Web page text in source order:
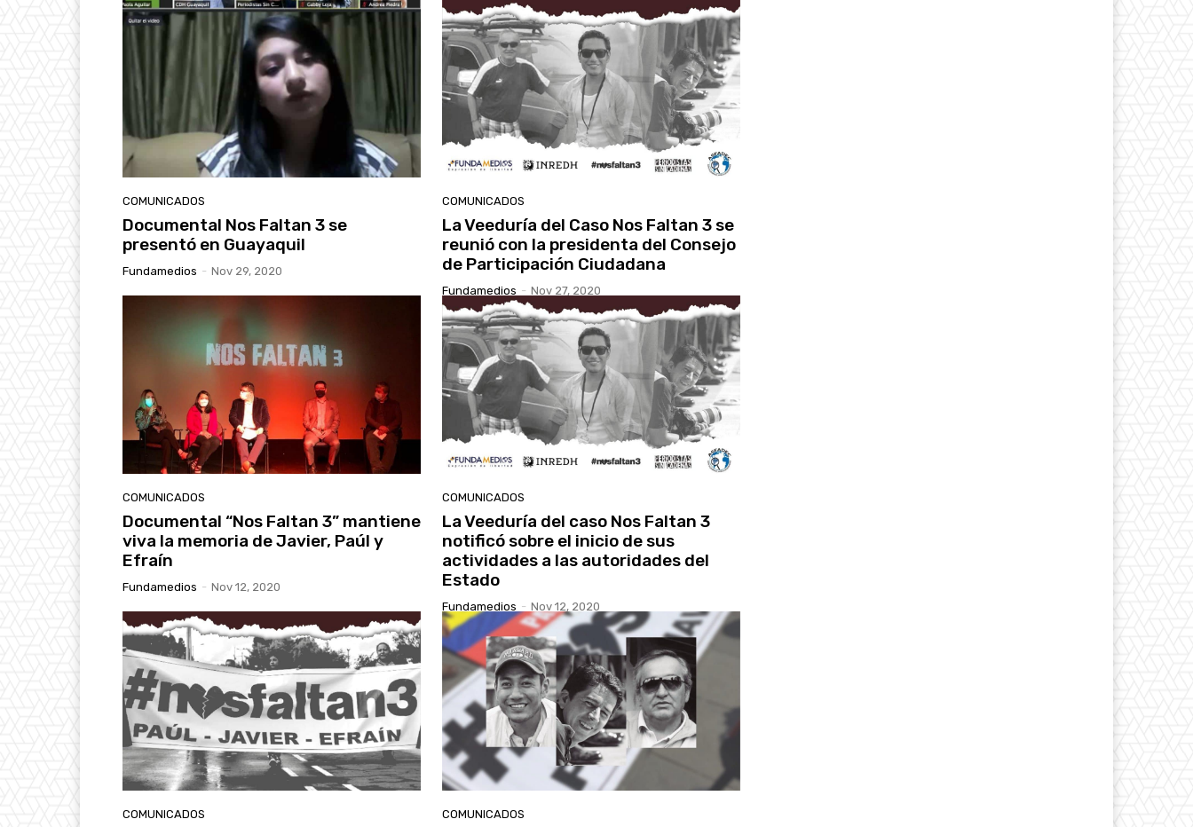
COMUNICADOS
Documental Nos Faltan 3 se
presentó en Guayaquil
Fundamedios - Nov 29, 2020
COMUNICADOS
La Veeduría del Caso Nos Faltan 3 se
reunió con la presidenta del Consejo
de Participación Ciudadana
Fundamedios - Nov 27, 2020
COMUNICADOS
Documental “Nos Faltan 3” mantiene
viva la memoria de Javier, Paúl y
Efraín
Fundamedios - Nov 12, 2020
COMUNICADOS
La Veeduría del caso Nos Faltan 3
notificó sobre el inicio de sus
actividades a las autoridades del
Estado
Fundamedios - Nov 12, 2020
COMUNICADOS COMUNICADOS